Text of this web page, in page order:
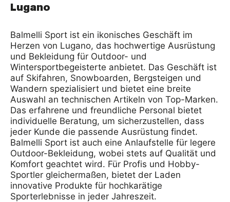
Lugano
Balmelli Sport ist ein ikonisches Geschäft im
Herzen von Lugano, das hochwertige Ausrüstung
und Bekleidung für Outdoor- und
Wintersportbegeisterte anbietet. Das Geschäft ist
auf Skifahren, Snowboarden, Bergsteigen und
Wandern spezialisiert und bietet eine breite
Auswahl an technischen Artikeln von Top-Marken.
Das erfahrene und freundliche Personal bietet
individuelle Beratung, um sicherzustellen, dass
jeder Kunde die passende Ausrüstung findet.
Balmelli Sport ist auch eine Anlaufstelle für legere
Outdoor-Bekleidung, wobei stets auf Qualität und
Komfort geachtet wird. Für Profis und Hobby-
Sportler gleichermaßen, bietet der Laden
innovative Produkte für hochkarätige
Sporterlebnisse in jeder Jahreszeit.